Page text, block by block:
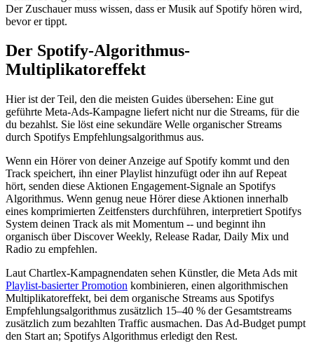
Der Zuschauer muss wissen, dass er Musik auf Spotify hören wird,
bevor er tippt.
Der Spotify-Algorithmus-
Multiplikatoreffekt
Hier ist der Teil, den die meisten Guides übersehen: Eine gut
geführte Meta-Ads-Kampagne liefert nicht nur die Streams, für die
du bezahlst. Sie löst eine sekundäre Welle organischer Streams
durch Spotifys Empfehlungsalgorithmus aus.
Wenn ein Hörer von deiner Anzeige auf Spotify kommt und den
Track speichert, ihn einer Playlist hinzufügt oder ihn auf Repeat
hört, senden diese Aktionen Engagement-Signale an Spotifys
Algorithmus. Wenn genug neue Hörer diese Aktionen innerhalb
eines komprimierten Zeitfensters durchführen, interpretiert Spotifys
System deinen Track als mit Momentum -- und beginnt ihn
organisch über Discover Weekly, Release Radar, Daily Mix und
Radio zu empfehlen.
Laut Chartlex-Kampagnendaten sehen Künstler, die Meta Ads mit
Playlist-basierter Promotion kombinieren, einen algorithmischen
Multiplikatoreffekt, bei dem organische Streams aus Spotifys
Empfehlungsalgorithmus zusätzlich 15–40 % der Gesamtstreams
zusätzlich zum bezahlten Traffic ausmachen. Das Ad-Budget pumpt
den Start an; Spotifys Algorithmus erledigt den Rest.